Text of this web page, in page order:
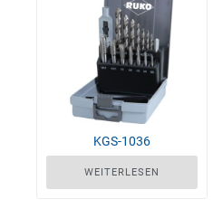
KGS-1036
WEITERLESEN